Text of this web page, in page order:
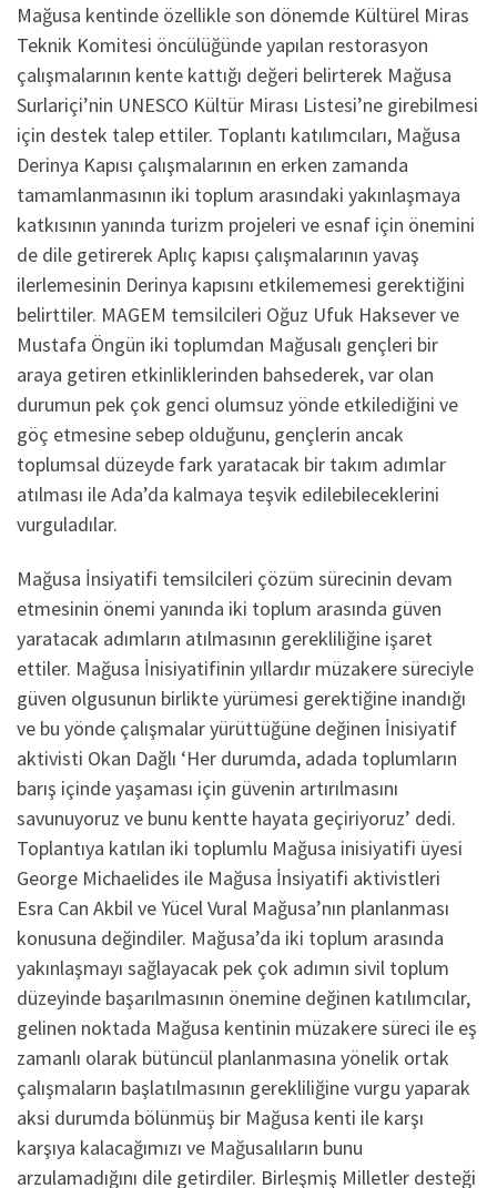
Mağusa kentinde özellikle son dönemde Kültürel Miras
Teknik Komitesi öncülüğünde yapılan restorasyon
çalışmalarının kente kattığı değeri belirterek Mağusa
Surlariçi’nin UNESCO Kültür Mirası Listesi’ne girebilmesi
için destek talep ettiler. Toplantı katılımcıları, Mağusa
Derinya Kapısı çalışmalarının en erken zamanda
tamamlanmasının iki toplum arasındaki yakınlaşmaya
katkısının yanında turizm projeleri ve esnaf için önemini
de dile getirerek Aplıç kapısı çalışmalarının yavaş
ilerlemesinin Derinya kapısını etkilememesi gerektiğini
belirttiler. MAGEM temsilcileri Oğuz Ufuk Haksever ve
Mustafa Öngün iki toplumdan Mağusalı gençleri bir
araya getiren etkinliklerinden bahsederek, var olan
durumun pek çok genci olumsuz yönde etkilediğini ve
göç etmesine sebep olduğunu, gençlerin ancak
toplumsal düzeyde fark yaratacak bir takım adımlar
atılması ile Ada’da kalmaya teşvik edilebileceklerini
vurguladılar.
Mağusa İnsiyatifi temsilcileri çözüm sürecinin devam
etmesinin önemi yanında iki toplum arasında güven
yaratacak adımların atılmasının gerekliliğine işaret
ettiler. Mağusa İnisiyatifinin yıllardır müzakere süreciyle
güven olgusunun birlikte yürümesi gerektiğine inandığı
ve bu yönde çalışmalar yürüttüğüne değinen İnisiyatif
aktivisti Okan Dağlı ‘Her durumda, adada toplumların
barış içinde yaşaması için güvenin artırılmasını
savunuyoruz ve bunu kentte hayata geçiriyoruz’ dedi.
Toplantıya katılan iki toplumlu Mağusa inisiyatifi üyesi
George Michaelides ile Mağusa İnsiyatifi aktivistleri
Esra Can Akbil ve Yücel Vural Mağusa’nın planlanması
konusuna değindiler. Mağusa’da iki toplum arasında
yakınlaşmayı sağlayacak pek çok adımın sivil toplum
düzeyinde başarılmasının önemine değinen katılımcılar,
gelinen noktada Mağusa kentinin müzakere süreci ile eş
zamanlı olarak bütüncül planlanmasına yönelik ortak
çalışmaların başlatılmasının gerekliliğine vurgu yaparak
aksi durumda bölünmüş bir Mağusa kenti ile karşı
karşıya kalacağımızı ve Mağusalıların bunu
arzulamadığını dile getirdiler. Birleşmiş Milletler desteği